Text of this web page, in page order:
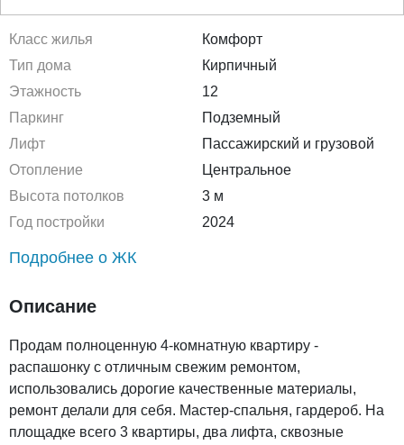
Класс жилья
Комфорт
Тип дома
Кирпичный
Этажность
12
Паркинг
Подземный
Лифт
Пассажирский и грузовой
Отопление
Центральное
Высота потолков
3 м
Год постройки
2024
Подробнее о ЖК
Описание
Продам полноценную 4-комнатную квартиру -
распашонку с отличным свежим ремонтом,
использовались дорогие качественные материалы,
ремонт делали для себя. Мастер-спальня, гардероб. На
площадке всего 3 квартиры, два лифта, сквозные